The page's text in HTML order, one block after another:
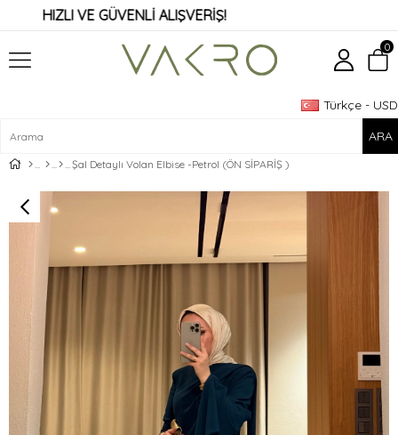
HIZLI VE GÜVENLİ ALIŞVERİŞ!
Türkçe - USD
0
Şal Detaylı Volan Elbise -Petrol (ÖN SİPARİŞ )